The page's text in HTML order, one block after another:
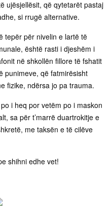
ujësjellësit, që qytetarët pastaj
si rrugë alternative.
tepër për nivelin e lartë të
është rasti i djeshëm i
në shkollën fillore të fshatit
punimeve, që fatmirësisht
fizike, ndërsa jo pa trauma.
i heq por vetëm po i maskon
sa për t’marrë duartrokitje e
me taksën e të cilëve
shihni edhe vet!